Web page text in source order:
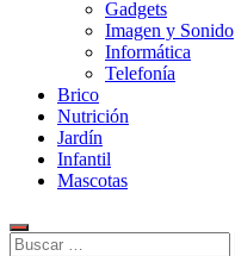
Gadgets
Imagen y Sonido
Informática
Telefonía
Brico
Nutrición
Jardín
Infantil
Mascotas
Buscar: